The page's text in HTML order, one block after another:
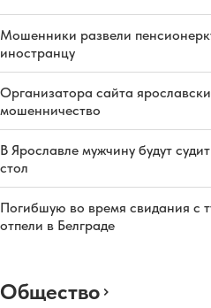
Мошенники развели
иностранцу
Организатора сайта
мошенничество
В Ярославле мужчину будут
стол
Погибшую во время свидания с
отпели в Белграде
Общество